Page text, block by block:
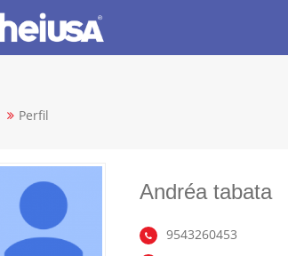
Perfil
Andréa tabata
9543260453